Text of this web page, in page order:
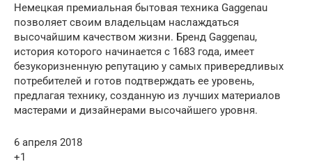
Немецкая премиальная бытовая техника Gaggenau
позволяет своим владельцам наслаждаться
высочайшим качеством жизни. Бренд Gaggenau,
история которого начинается с 1683 года, имеет
безукоризненную репутацию у самых привередливых
потребителей и готов подтверждать ее уровень,
предлагая технику, созданную из лучших материалов
мастерами и дизайнерами высочайшего уровня.
6 апреля 2018
+1